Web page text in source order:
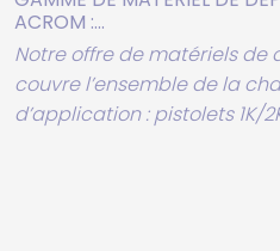
ACROM :...
Notre offre de matériels de
couvre l’ensemble de la
d’application : pistolets 1K/